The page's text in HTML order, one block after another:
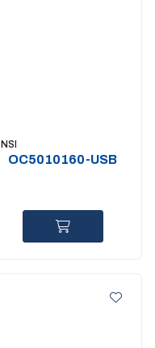
NSI
OC5010160-USB